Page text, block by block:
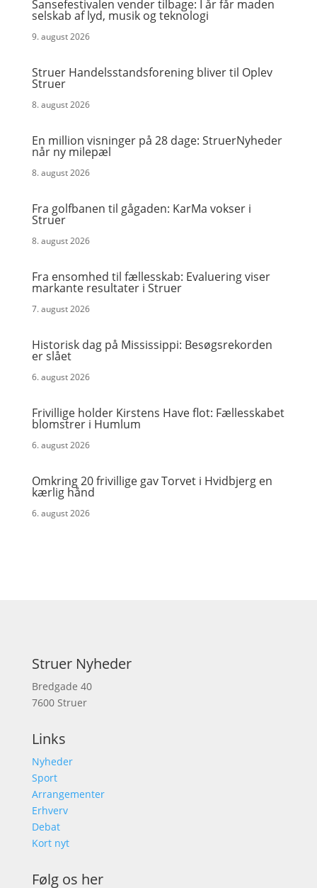
Sansefestivalen vender tilbage: I år får maden
selskab af lyd, musik og teknologi
9. august 2026
Struer Handelsstandsforening bliver til Oplev
Struer
8. august 2026
En million visninger på 28 dage: StruerNyheder
når ny milepæl
8. august 2026
Fra golfbanen til gågaden: KarMa vokser i
Struer
8. august 2026
Fra ensomhed til fællesskab: Evaluering viser
markante resultater i Struer
7. august 2026
Historisk dag på Mississippi: Besøgsrekorden
er slået
6. august 2026
Frivillige holder Kirstens Have flot: Fællesskabet
blomstrer i Humlum
6. august 2026
Omkring 20 frivillige gav Torvet i Hvidbjerg en
kærlig hånd
6. august 2026
Struer Nyheder
Bredgade 40
7600 Struer
Links
Nyheder
Sport
Arrangementer
Erhverv
Debat
Kort nyt
Følg os her